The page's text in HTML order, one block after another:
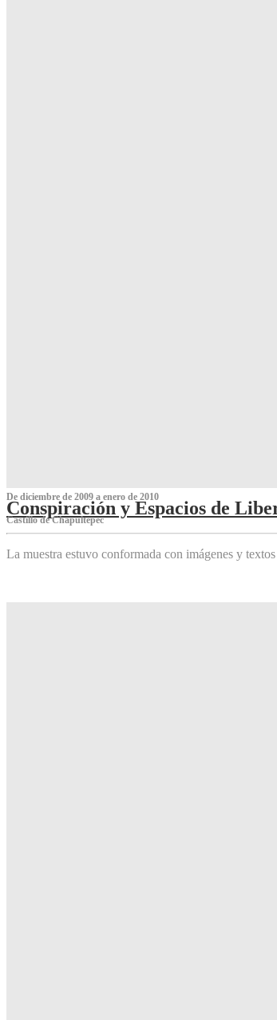
De diciembre de 2009 a enero de 2010
Conspiración y Espacios de
Castillo de Chapultepec
La muestra estuvo conformada con imágenes y